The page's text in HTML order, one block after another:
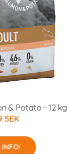
& Potato - 12 kg
SEK
INFO!